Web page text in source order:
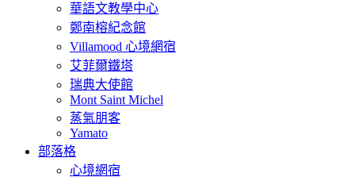
華語文教學中心
鄭南榕紀念館
Villamood 心境網宿
艾菲爾鐵塔
瑞典大使館
Mont Saint Michel
蒸氣朋客
Yamato
部落格
心境網宿